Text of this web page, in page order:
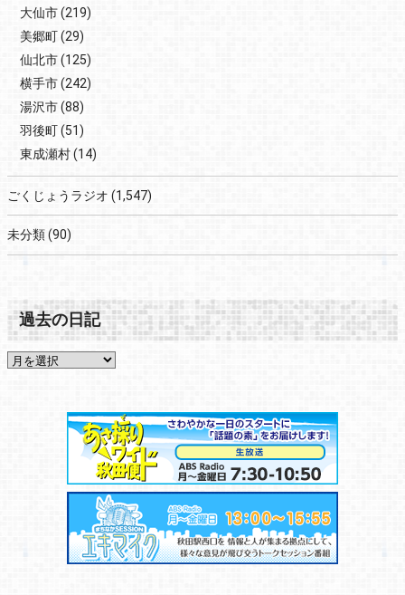
大仙市(219)
美郷町(29)
仙北市(125)
横手市(242)
湯沢市(88)
羽後町(51)
東成瀬村(14)
ごくじょうラジオ (1,547)
未分類(90)
過去の日記